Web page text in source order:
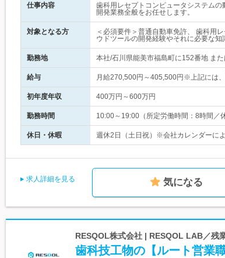
仕事内容
歯科用レセプトコンピュータシステム
開発業務全般をお任せします。
対象となる方
＜必須要件＞普通自動車免許、 歯科用
ウドツールの開発経験やそれに必要な知
勤務地 本社/石川県能美市福島町に152番地 ま
給与 月給270,500円～405,500円※上記には
初年度年収 400万円～600万円
勤務時間 10:00～19:00（所定労働時間：8時間
休日・休暇 週休2日（土日祝）※会社カレンダーに
求人詳細を見る 気になる
RESQOL株式会社 | RESQOL LAB／残
歯科技工物の【ルート営